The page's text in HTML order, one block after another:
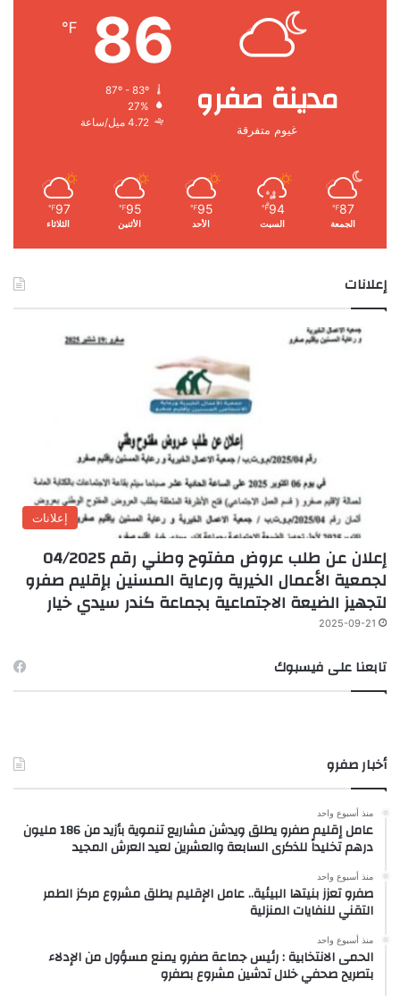
مدينة صفرو
غيوم متفرقة
86
℉
27%
4.72 ميل/ساعة
87
℉
الجمعة
94
℉
السبت
95
℉
الأحد
95
℉
الأثنين
97
℉
الثلاثاء
إعلانات
إعلانات
إعلان عن طلب عروض مفتوح وطني رقم 04/2025
لجمعية الأعمال الخيرية ورعاية المسنين بإقليم صفرو
لتجهيز الضيعة الاجتماعية بجماعة كندر سيدي خيار
2025-09-21
تابعنا على فيسبوك
أخبار صفرو
منذ أسبوع واحد
عامل إقليم صفرو يطلق ويدشن مشاريع تنموية بأزيد من 186 مليون
درهم تخليداً للذكرى السابعة والعشرين لعيد العرش المجيد
منذ أسبوع واحد
صفرو تعزز بنيتها البيئية.. عامل الإقليم يطلق مشروع مركز الطمر
التقني للنفايات المنزلية
منذ أسبوع واحد
الحمى الانتخابية : رئيس جماعة صفرو يمنع مسؤول من الإدلاء
بتصريح صحفي خلال تدشين مشروع بصفرو